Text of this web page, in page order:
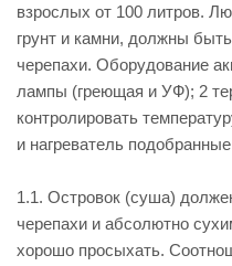
взрослых от 100 литров.
грунт и камни, должны
черепахи. Оборудование
лампы (греющая и УФ); 2
контролировать
и нагреватель
1.1. Островок (суша)
черепахи и абсолютно
хорошо просыхать.